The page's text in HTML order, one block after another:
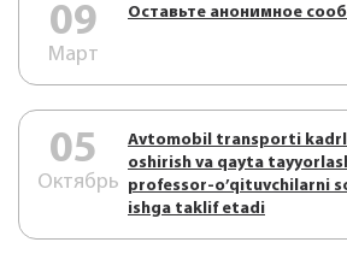
09
Март
Оставьте анонимное
05
Октябрь
Аvtоmоbil trаnspоrti
оshirish vа qаytа
prоfеssоr-o’qituvchilаrni
ishgа tаklif etаdi